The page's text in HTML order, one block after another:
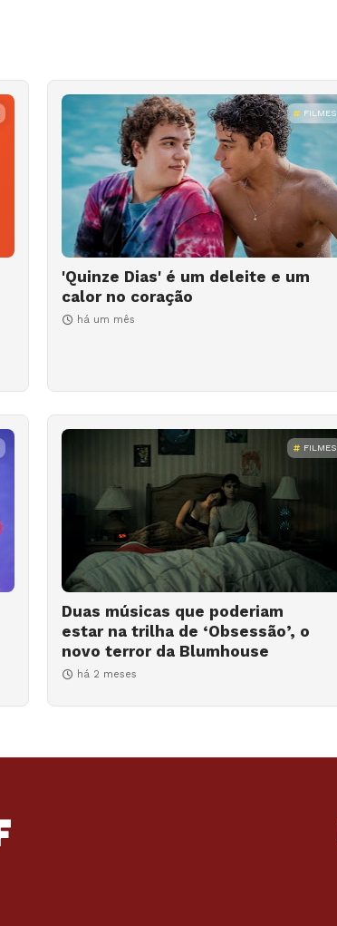
FILMES
'Quinze Dias' é um deleite e um
calor no coração
há um mês
FILMES
Duas músicas que poderiam
estar na trilha de ‘Obsessão’, o
novo terror da Blumhouse
há 2 meses